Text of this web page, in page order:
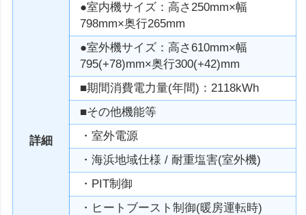
詳細
●室内機サイズ：高さ250mm×幅
798mm×奥行265mm
●室外機サイズ：高さ610mm×幅
795(+78)mm×奥行300(+42)mm
■期間消費電力量(年間)：2118kWh
■その他機能等
・室外電源
・海浜地域仕様 / 耐重塩害(室外機)
・PIT制御
・ヒートブースト制御(暖房運転時)